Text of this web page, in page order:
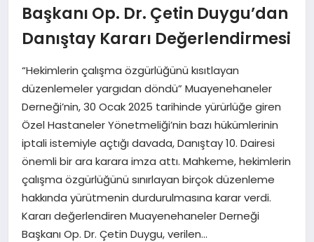
EKONOMI
TEKNOLOJI
SAĞLIK
EĞITIM
DÜNYA
SIYASET
Başkanı Op. Dr. Çetin Duygu’dan
Danıştay Kararı Değerlendirmesi
“Hekimlerin çalışma özgürlüğünü kısıtlayan
düzenlemeler yargıdan döndü” Muayenehaneler
Derneği’nin, 30 Ocak 2025 tarihinde yürürlüğe giren
Özel Hastaneler Yönetmeliği’nin bazı hükümlerinin
iptali istemiyle açtığı davada, Danıştay 10. Dairesi
önemli bir ara karara imza attı. Mahkeme, hekimlerin
çalışma özgürlüğünü sınırlayan birçok düzenleme
hakkında yürütmenin durdurulmasına karar verdi.
Kararı değerlendiren Muayenehaneler Derneği
Başkanı Op. Dr. Çetin Duygu, verilen…